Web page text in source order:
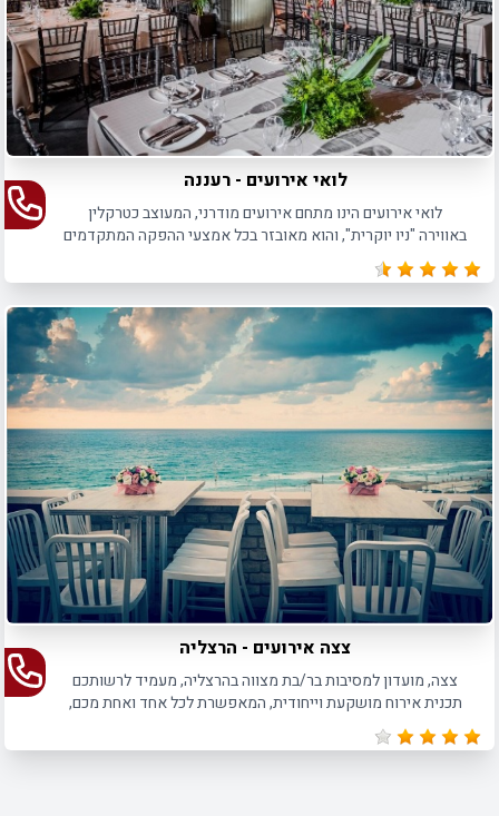
לואי אירועים - רעננה
לואי אירועים הינו מתחם אירועים מודרני, המעוצב כטרקלין
באווירה "ניו יוקרית", והוא מאובזר בכל אמצעי ההפקה המתקדמים
צצה אירועים - הרצליה
צצה, מועדון למסיבות בר/בת מצווה בהרצליה, מעמיד לרשותכם
תכנית אירוח מושקעת וייחודית, המאפשרת לכל אחד ואחת מכם,
ליהנות ממסיבת בר/בת המצווה הכי מיוחדת בעיר!